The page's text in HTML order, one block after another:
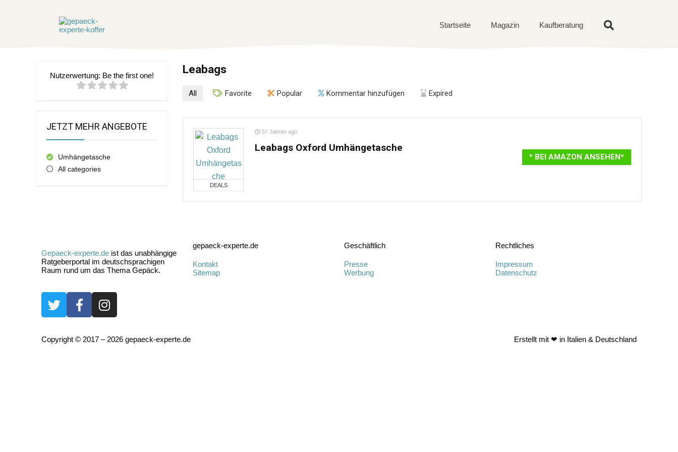
Startseite Magazin Kaufberatung
Leabags
Nutzerwertung: Be the first one!
JETZT MEHR ANGEBOTE
Umhängetasche
All categories
All Favorite Popular Kommentar hinzufügen Expired
DEALS
57 Jahren ago
Leabags Oxford Umhängetasche
* BEI AMAZON ANSEHEN*
Gepaeck-experte.de ist das unabhängige
Ratgeberportal im deutschsprachigen
Raum rund um das Thema Gepäck.
gepaeck-experte.de
Kontakt
Sitemap
Geschäftlich
Presse
Werbung
Rechtliches
Impressum
Datenschutz
Copyright © 2017 – 2026 gepaeck-experte.de Erstellt mit ❤ in Italien & Deutschland